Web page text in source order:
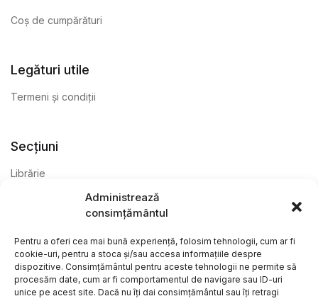
Administrează
consimțământul
Pentru a oferi cea mai bună experiență, folosim tehnologii, cum ar fi
cookie-uri, pentru a stoca și/sau accesa informațiile despre
dispozitive. Consimțământul pentru aceste tehnologii ne permite să
procesăm date, cum ar fi comportamentul de navigare sau ID-uri
unice pe acest site. Dacă nu îți dai consimțământul sau îți retragi
Coș de cumpărături
Legături utile
Termeni și condiții
Secțiuni
Librărie